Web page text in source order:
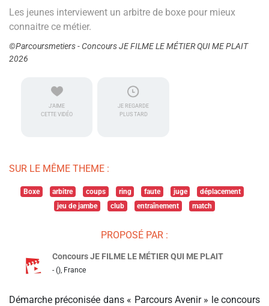
Les jeunes interviewent un arbitre de boxe pour mieux
connaitre ce métier.
©Parcoursmetiers - Concours JE FILME LE MÉTIER QUI ME PLAIT
2026
J'AIME
CETTE VIDÉO
JE REGARDE
PLUS TARD
SUR LE MÊME THEME :
Boxe arbitre coups ring faute juge
déplacement
jeu de jambe
club entraînement match
PROPOSÉ PAR :
Concours JE FILME LE MÉTIER QUI ME PLAIT
- (), France
Démarche préconisée dans « Parcours Avenir » le concours